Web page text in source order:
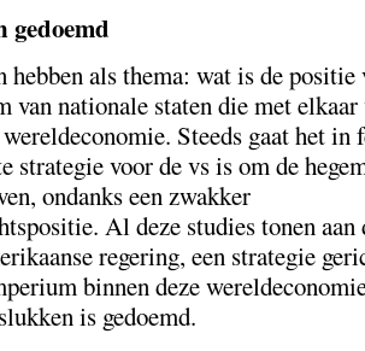
gedoemd
hebben als thema: wat is de positie
van nationale staten die met
Steeds gaat het in
strategie voor de vs is om de
ondanks een zwakker
Al deze studies tonen aan
regering, een strategie
binnen deze
is gedoemd.